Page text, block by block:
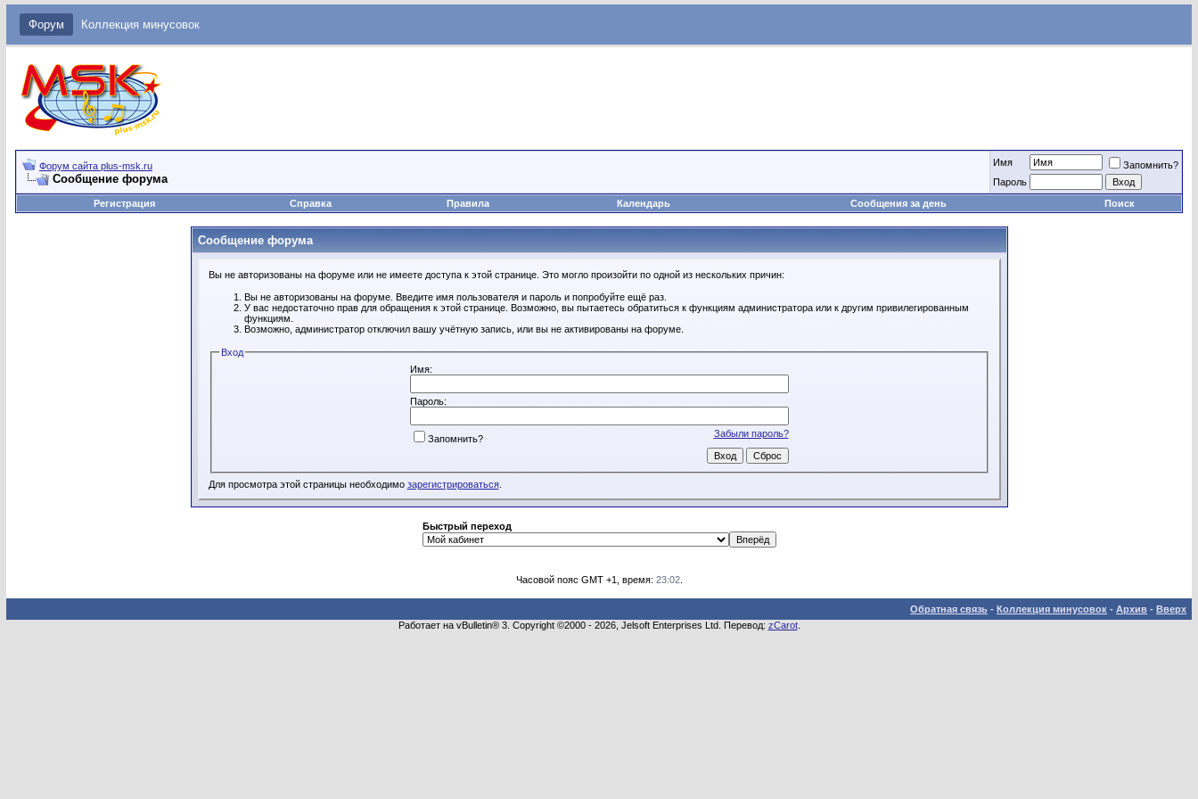
Форум Коллекция минусовок
Форум сайта plus-msk.ru
Сообщение форума
Имя
Запомнить?
Пароль
Регистрация
Справка Правила Календарь Сообщения за день Поиск
Сообщение форума
Вы не авторизованы на форуме или не имеете доступа к этой странице. Это могло произойти по одной из нескольких причин:
Вы не авторизованы на форуме. Введите имя пользователя и пароль и попробуйте ещё раз.
У вас недостаточно прав для обращения к этой странице. Возможно, вы пытаетесь обратиться к функциям администратора или к другим привилегированным
функциям.
Возможно, администратор отключил вашу учётную запись, или вы не активированы на форуме.
Вход
Имя:
Пароль:
Забыли пароль?
Запомнить?
Для просмотра этой страницы необходимо зарегистрироваться.
Быстрый переход
Часовой пояс GMT +1, время: 23:02.
Обратная связь - Коллекция минусовок - Архив - Вверх
Работает на vBulletin® 3. Copyright ©2000 - 2026, Jelsoft Enterprises Ltd. Перевод: zCarot.